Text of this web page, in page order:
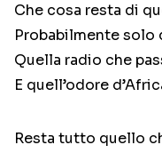
Che cosa resta di
Probabilmente solo
Quella radio che
E quell’odore
Resta tutto quello